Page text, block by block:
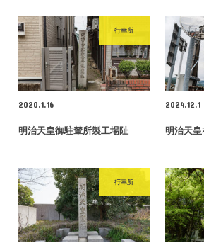
行幸所
2020.1.16
明治天皇御駐輦所製工場阯
2024.12.1
明治天
行幸所